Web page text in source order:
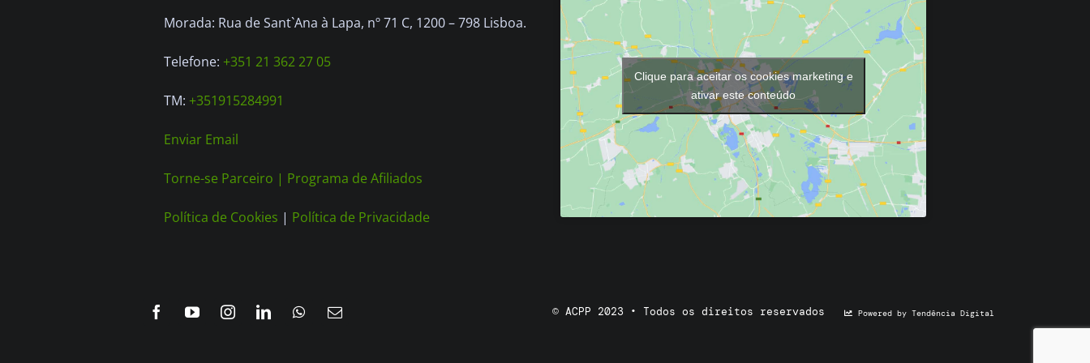
Morada: Rua de Sant`Ana à Lapa, nº 71 C, 1200 – 798 Lisboa.
Telefone: +351 21 362 27 05
TM: +351915284991
Enviar Email
Torne-se Parceiro | Programa de Afiliados
Política de Cookies | Política de Privacidade
Clique para aceitar os cookies marketing e
ativar este conteúdo
© ACPP 2023 • Todos os direitos reservados Powered by Tendência Digital